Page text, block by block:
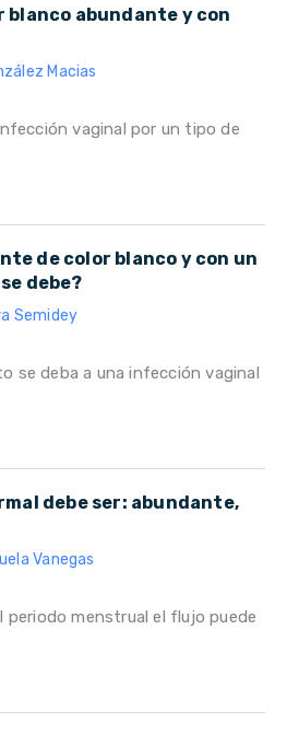
blanco abundante y con
Macias
vaginal por un tipo de
de color blanco y con un
debe?
Semidey
se deba a una infección vaginal
debe ser: abundante,
Vanegas
periodo menstrual el flujo puede